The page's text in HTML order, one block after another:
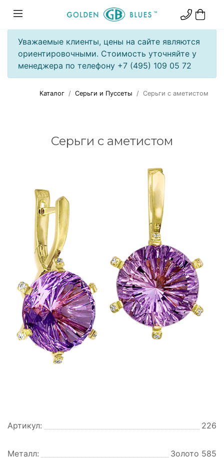
Уважаемые клиенты, цены на сайте являются
ориентировочными. Стоимость уточняйте у
менеджера по телефону +7 (495) 109 05 72
Каталог Серьги и Пуссеты Серьги с аметистом
Серьги с аметистом
Артикул: 226
Металл: Золото 585